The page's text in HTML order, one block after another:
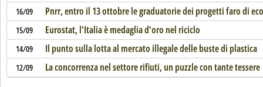
16/09 Pnrr, entro il 13 ottobre le graduatorie dei progetti faro di
15/09 Eurostat, l'Italia è medaglia d'oro nel riciclo
14/09 Il punto sulla lotta al mercato illegale delle buste di plastica
12/09 La concorrenza nel settore rifiuti, un puzzle con tante tessere